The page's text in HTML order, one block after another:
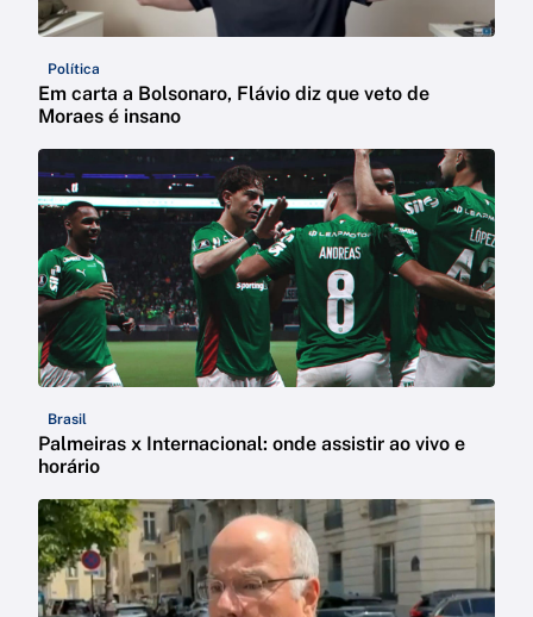
Política
Em carta a Bolsonaro, Flávio diz que veto de
Moraes é insano
Brasil
Palmeiras x Internacional: onde assistir ao vivo e
horário